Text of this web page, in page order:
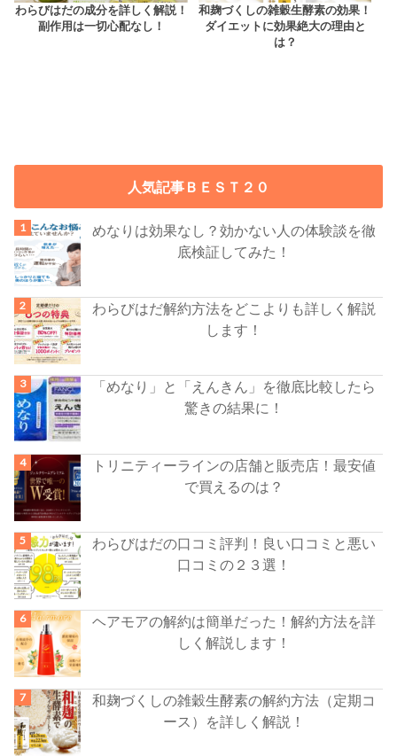
わらびはだの成分を詳しく解説！
副作用は一切心配なし！
和麹づくしの雑穀生酵素の効果！
ダイエットに効果絶大の理由と
は？
人気記事ＢＥＳＴ２０
めなりは効果なし？効かない人の体験談を徹
底検証してみた！
わらびはだ解約方法をどこよりも詳しく解説
します！
「めなり」と「えんきん」を徹底比較したら
驚きの結果に！
トリニティーラインの店舗と販売店！最安値
で買えるのは？
わらびはだの口コミ評判！良い口コミと悪い
口コミの２３選！
ヘアモアの解約は簡単だった！解約方法を詳
しく解説します！
和麹づくしの雑穀生酵素の解約方法（定期コ
ース）を詳しく解説！